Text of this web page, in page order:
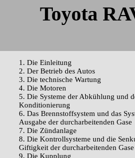
Toyota
1. Die Einleitung
2. Der Betrieb des Autos
3. Die technische Wartung
4. Die Motoren
5. Die Systeme der Abkühlung und
Konditionierung
6. Das Brennstoffsystem und das
Ausgabe der durcharbeitenden Gase
7. Die Zündanlage
8. Die Kontrollsysteme und die
Giftigkeit der durcharbeitenden Gase
9. Die Kupplung